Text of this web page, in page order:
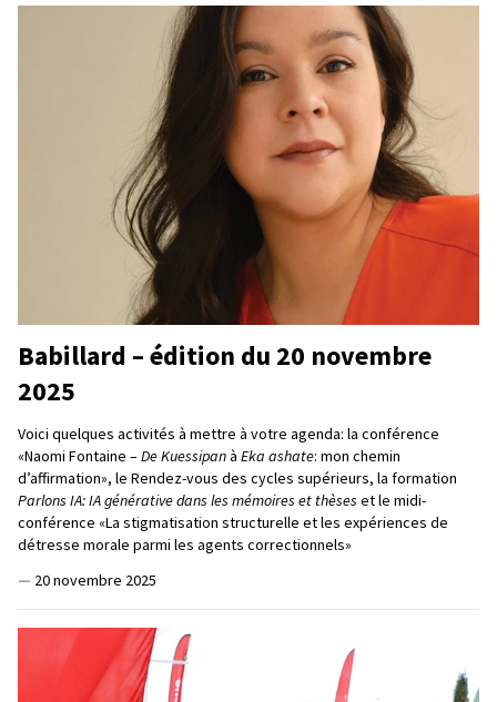
Babillard – édition du 20 novembre
2025
Voici quelques activités à mettre à votre agenda: la conférence
«Naomi Fontaine –De Kuessipanà Eka ashate: mon chemin
d’affirmation», le Rendez-vous des cycles supérieurs, la formation
Parlons IA: IA générative dans les mémoires et thèses et le midi-
conférence «La stigmatisation structurelle et les expériences de
détresse morale parmi les agents correctionnels»
— 20 novembre 2025